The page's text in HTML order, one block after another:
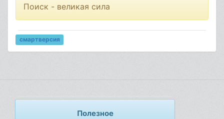
Поиск - великая сила
смартверсия
Полезное